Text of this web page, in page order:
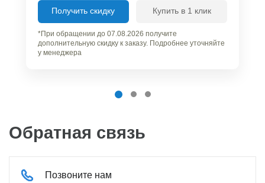
Получить скидку Купить в 1 клик
*При обращении до 07.08.2026 получите
дополнительную скидку к заказу. Подробнее уточняйте
у менеджера
Обратная связь
Позвоните нам